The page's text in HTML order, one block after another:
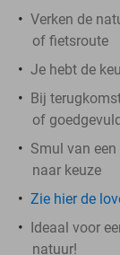
Verken de
of fietsroute
Je hebt de
Bij
of
Smul van
naar keuze
Zie hier de
Ideaal voor
natuur!